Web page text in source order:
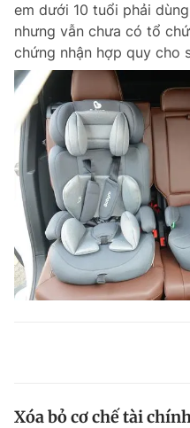
em dưới 10 tuổi phải
nhưng vẫn chưa có tổ
chứng nhận hợp quy cho
Xóa bỏ cơ chế tài